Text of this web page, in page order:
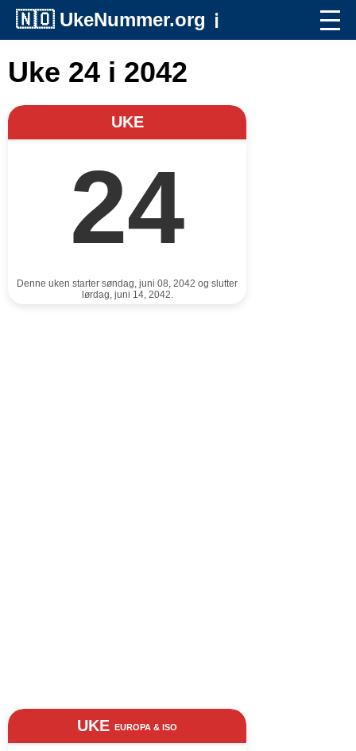
🇳🇴 UkeNummer.org ℹ️
Uke 24 i 2042
UKE
24
Denne uken starter søndag, juni 08, 2042 og slutter
lørdag, juni 14, 2042.
UKE EUROPA & ISO